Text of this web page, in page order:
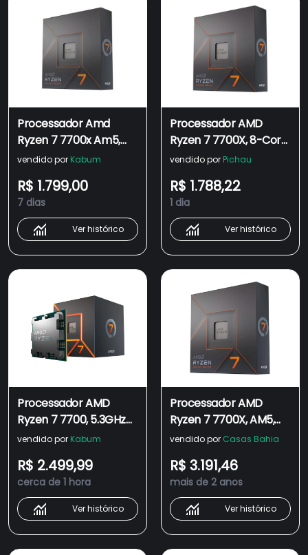
Processador Amd
Ryzen 7 7700x Am5,
5.4Ghz 40mb, Cache
Vídeo S/ Cooler - 100-
100000591wof
vendido por Kabum
R$ 1.799,00
7 dias
Ver histórico
Processador AMD
Ryzen 7 7700X, 8-Core,
16-Threads, 4.5GHz
40MB, AM5, 100-
100000591WOF
vendido por Pichau
R$ 1.788,22
1 dia
Ver histórico
Processador AMD
Ryzen 7 7700, 5.3GHz
Max Turbo, Cache
Vídeo Integrado - 100-
100000592BOX
vendido por Kabum
R$ 2.499,99
cerca de 1 hora
Ver histórico
Processador AMD
Ryzen 7 7700X, AM5,
4.5GHz (5.4GHz Max
Núcleos, Vídeo
Integrado - 100-
100000591WOF
vendido por Casas Bahia
R$ 3.191,46
mais de 2 anos
Ver histórico